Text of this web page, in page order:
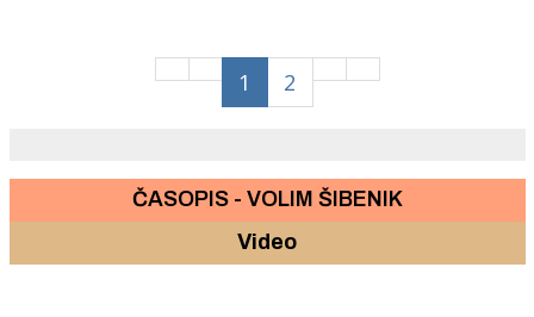
1 2
ČASOPIS - VOLIM ŠIBENIK
Video